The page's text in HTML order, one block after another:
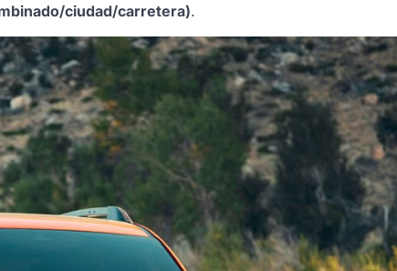
ciudad/carretera).